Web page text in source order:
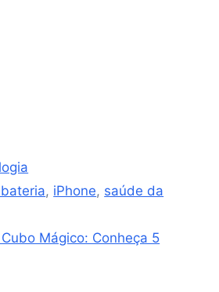
, iPhone, saúde da
Mágico: Conheça 5